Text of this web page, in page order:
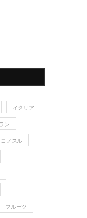
イタリア
ン
コノスル
フルーツ